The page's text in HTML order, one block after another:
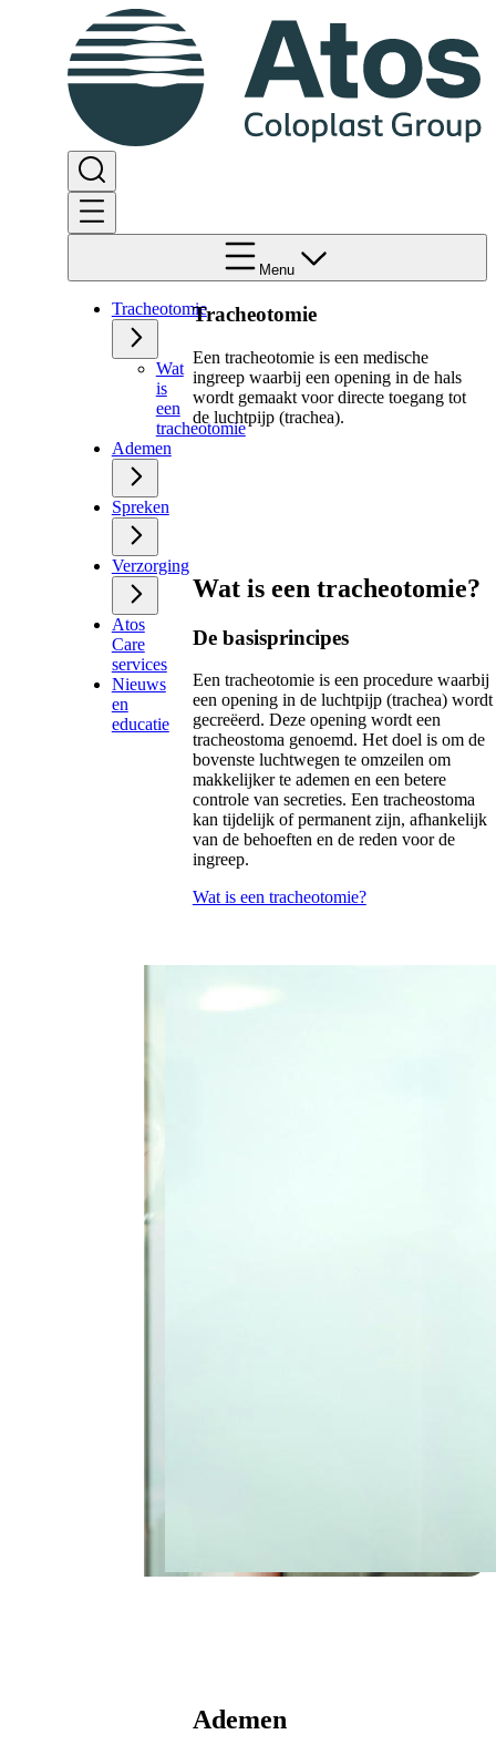
Menu
Tracheotomie
Wat
is
een
tracheotomie
Ademen
Spreken
Verzorging
Atos
Care
services
Nieuws
en
educatie
Tracheotomie
Een tracheotomie is een medische
ingreep waarbij een opening in de hals
wordt gemaakt voor directe toegang tot
de luchtpijp (trachea).
Wat is een tracheotomie?
De basisprincipes
Een tracheotomie is een procedure waarbij
een opening in de luchtpijp (trachea) wordt
gecreëerd. Deze opening wordt een
tracheostoma genoemd. Het doel is om de
bovenste luchtwegen te omzeilen om
makkelijker te ademen en een betere
controle van secreties. Een tracheostoma
kan tijdelijk of permanent zijn, afhankelijk
van de behoeften en de reden voor de
ingreep.
Wat is een tracheotomie?
Ademen